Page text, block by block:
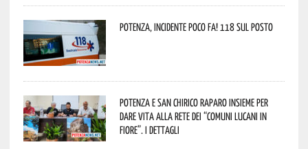
Potenza, incidente poco fa! 118 sul posto
Potenza e San Chirico Raparo insieme per
dare vita alla rete dei “Comuni Lucani in
Fiore”. I dettagli